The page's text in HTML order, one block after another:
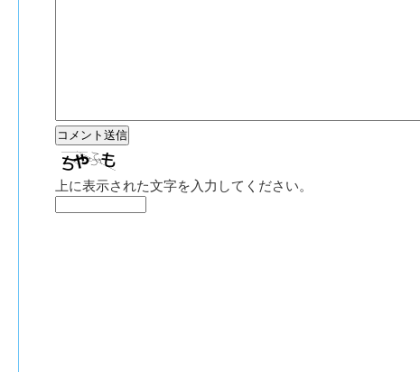
上に表示された文字を入力してください。